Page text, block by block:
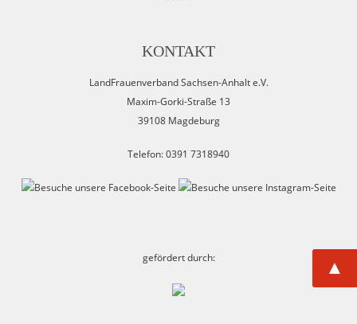
KONTAKT
LandFrauenverband Sachsen-Anhalt e.V.
Maxim-Gorki-Straße 13
39108 Magdeburg
Telefon: 0391 7318940
gefördert durch: ▲